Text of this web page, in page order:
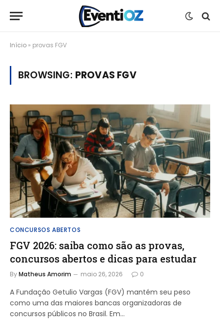
Início » provas FGV
BROWSING: PROVAS FGV
CONCURSOS ABERTOS
FGV 2026: saiba como são as provas,
concursos abertos e dicas para estudar
ByMatheus Amorim maio 26, 2026 0
A Fundação Getulio Vargas (FGV) mantém seu peso
como uma das maiores bancas organizadoras de
concursos públicos no Brasil. Em…